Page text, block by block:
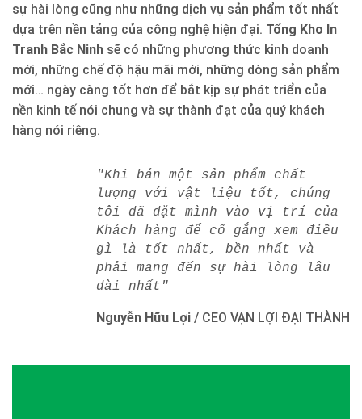
sự hài lòng cũng như những dịch vụ sản phẩm tốt nhất
dựa trên nền tảng của công nghệ hiện đại. Tổng Kho In
Tranh Bắc Ninh sẽ có những phương thức kinh doanh
mới, những chế độ hậu mãi mới, những dòng sản phẩm
mới… ngày càng tốt hơn để bắt kịp sự phát triển của
nền kinh tế nói chung và sự thành đạt của quý khách
hàng nói riêng.
"Khi bán một sản phẩm chất
lượng với vật liệu tốt, chúng
tôi đã đặt mình vào vị trí của
Khách hàng để cố gắng xem điều
gì là tốt nhất, bền nhất và
phải mang đến sự hài lòng lâu
dài nhất"
Nguyễn Hữu Lợi / CEO VẠN LỢI ĐẠI THÀNH